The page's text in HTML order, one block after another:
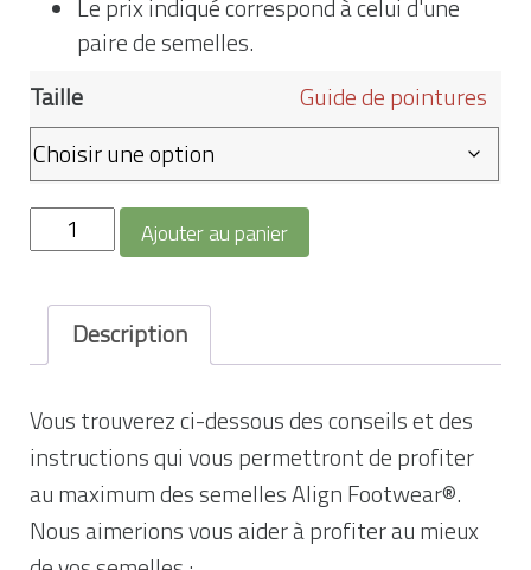
Le prix indiqué correspond à celui d'une
paire de semelles.
Taille Guide de pointures
quantité
de
Enfant
Ajouter au panier
Description
Vous trouverez ci-dessous des conseils et des
instructions qui vous permettront de profiter
au maximum des semelles Align Footwear®.
Nous aimerions vous aider à profiter au mieux